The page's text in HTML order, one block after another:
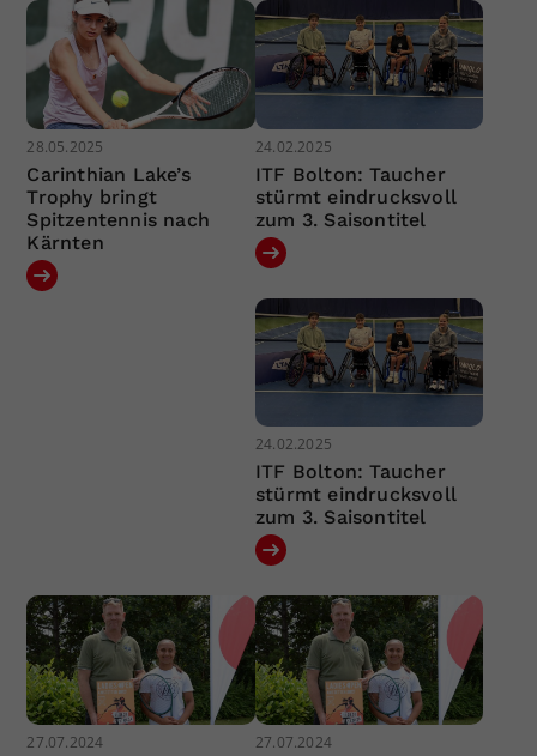
28.05.2025
Carinthian Lake’s
Trophy bringt
Spitzentennis nach
Kärnten
24.02.2025
ITF Bolton: Taucher
stürmt eindrucksvoll
zum 3. Saisontitel
24.02.2025
ITF Bolton: Taucher
stürmt eindrucksvoll
zum 3. Saisontitel
27.07.2024 27.07.2024